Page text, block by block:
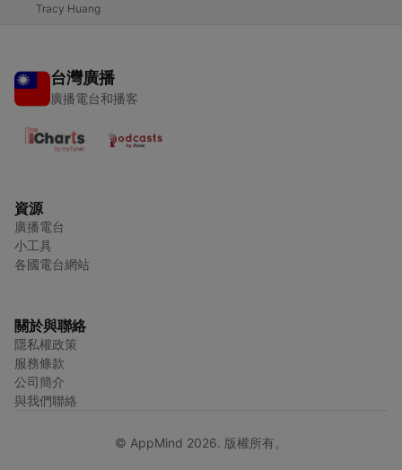
Tracy Huang
台灣廣播
廣播電台和播客
資源
廣播電台
小工具
各國電台網站
關於與聯絡
隱私權政策
服務條款
公司簡介
與我們聯絡
© AppMind 2026. 版權所有。